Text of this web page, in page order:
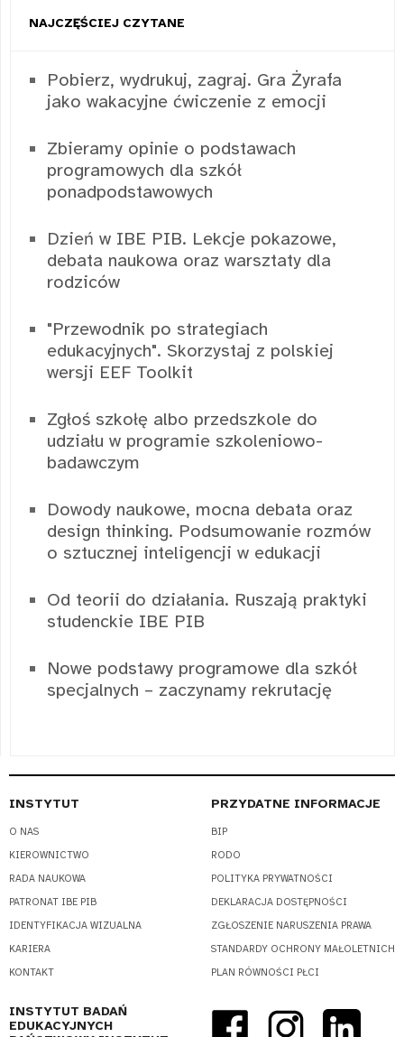
NAJCZĘŚCIEJ CZYTANE
Pobierz, wydrukuj, zagraj. Gra Żyrafa
jako wakacyjne ćwiczenie z emocji
Zbieramy opinie o podstawach
programowych dla szkół
ponadpodstawowych
Dzień w IBE PIB. Lekcje pokazowe,
debata naukowa oraz warsztaty dla
rodziców
"Przewodnik po strategiach
edukacyjnych". Skorzystaj z polskiej
wersji EEF Toolkit
Zgłoś szkołę albo przedszkole do
udziału w programie szkoleniowo-
badawczym
Dowody naukowe, mocna debata oraz
design thinking. Podsumowanie rozmów
o sztucznej inteligencji w edukacji
Od teorii do działania. Ruszają praktyki
studenckie IBE PIB
Nowe podstawy programowe dla szkół
specjalnych – zaczynamy rekrutację
INSTYTUT
O NAS
KIEROWNICTWO
RADA NAUKOWA
PATRONAT IBE PIB
IDENTYFIKACJA WIZUALNA
KARIERA
KONTAKT
PRZYDATNE INFORMACJE
BIP
RODO
POLITYKA PRYWATNOŚCI
DEKLARACJA DOSTĘPNOŚCI
ZGŁOSZENIE NARUSZENIA PRAWA
STANDARDY OCHRONY MAŁOLETNICH
PLAN RÓWNOŚCI PŁCI
INSTYTUT BADAŃ
EDUKACYJNYCH